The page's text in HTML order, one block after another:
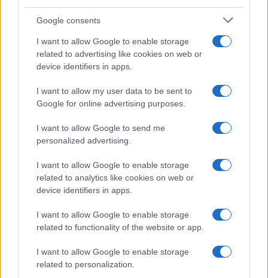
Google consents
I want to allow Google to enable storage
related to advertising like cookies on web or
device identifiers in apps.
I want to allow my user data to be sent to
Google for online advertising purposes.
I want to allow Google to send me
personalized advertising.
I want to allow Google to enable storage
related to analytics like cookies on web or
device identifiers in apps.
I want to allow Google to enable storage
related to functionality of the website or app.
I want to allow Google to enable storage
related to personalization.
combattere il Coronavirus e per una migliore qualità
della vita
Le inziative Vip in favore del Giappone
Perché il Giappone produce così poche startup che
Think, il nuovo brand globale su tecnologia, investimenti,
Future